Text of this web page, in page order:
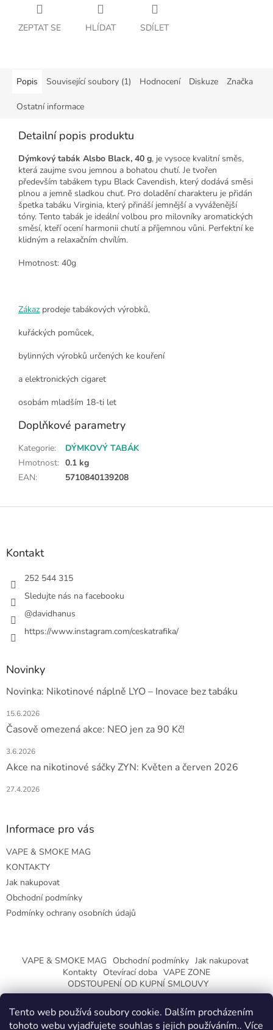
Tento web používá soubory cookie. Dalším procházením
tohoto webu vyjadřujete souhlas s jejich používáním.. Více
ZEPTAT SE HLÍDAT SDÍLET
Popis Související soubory (1) Hodnocení Diskuze Značka
Ostatní informace
Detailní popis produktu
Dýmkový tabák Alsbo Black, 40 g, je vysoce kvalitní směs,
která zaujme svou jemnou a bohatou chutí. Je tvořen
především tabákem typu Black Cavendish, který dodává směsi
plnou a jemně sladkou chuť. Pro doladění charakteru je přidán
špetka tabáku Virginia, který přináší jemnější a vyváženější
tóny. Tento tabák je ideální volbou pro milovníky aromatických
směsí, kteří ocení harmonii chutí a příjemnou vůni. Perfektní ke
klidným a relaxačním chvílím.
Hmotnost: 40g
Zákaz prodeje tabákových výrobků,
kuřáckých pomůcek,
bylinných výrobků určených ke kouření
a elektronických cigaret
osobám mladším 18-ti let
Doplňkové parametry
Kategorie:
DÝMKOVÝ TABÁK
Hmotnost: 0.1 kg
EAN: 5710840139208
Z
Kontakt
252 544 315
Sledujte nás na facebooku
@davidhanus
https://www.instagram.com/ceskatrafika/
Novinky
Novinka: Nikotinové náplně LYO – Inovace bez tabáku
15.6.2026
Časově omezená akce: NEO jen za 90 Kč!
3.6.2026
Akce na nikotinové sáčky ZYN: Květen a červen 2026
27.4.2026
Informace pro vás
VAPE & SMOKE MAG
KONTAKTY
Jak nakupovat
Obchodní podmínky
Podmínky ochrany osobních údajů
VAPE & SMOKE MAG Obchodní podmínky Jak nakupovat
Kontakty Otevírací doba VAPE ZONE
ODSTOUPENÍ OD KUPNÍ SMLOUVY